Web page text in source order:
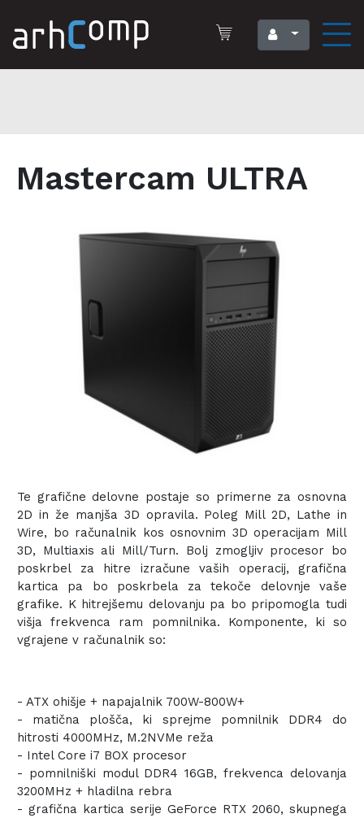
Mastercam ULTRA
Te grafične delovne postaje so primerne za osnovna
2D in že manjša 3D opravila. Poleg Mill 2D, Lathe in
Wire, bo računalnik kos osnovnim 3D operacijam Mill
3D, Multiaxis ali Mill/Turn. Bolj zmogljiv procesor bo
poskrbel za hitre izračune vaših operacij, grafična
kartica pa bo poskrbela za tekoče delovnje vaše
grafike. K hitrejšemu delovanju pa bo pripomogla tudi
višja frekvenca ram pomnilnika. Komponente, ki so
vgrajene v računalnik so:
- ATX ohišje + napajalnik 700W-800W+
- matična plošča, ki sprejme pomnilnik DDR4 do
hitrosti 4000MHz, M.2NVMe reža
- Intel Core i7 BOX procesor
- pomnilniški modul DDR4 16GB, frekvenca delovanja
3200MHz + hladilna rebra
- grafična kartica serije GeForce RTX 2060, skupnega